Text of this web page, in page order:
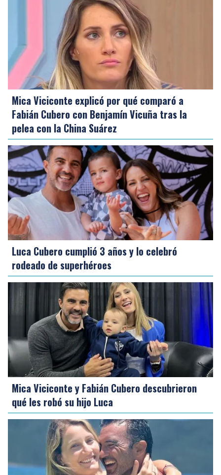
Mica Viciconte explicó por qué comparó a
Fabián Cubero con Benjamín Vicuña tras la
pelea con la China Suárez
Luca Cubero cumplió 3 años y lo celebró
rodeado de superhéroes
Mica Viciconte y Fabián Cubero descubrieron
qué les robó su hijo Luca